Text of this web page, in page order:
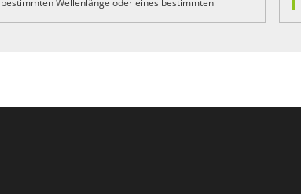
bestimmten Wellenlänge oder eines bestimmten
Farbbereichs durch und verhindern gleichzeitig, dass die